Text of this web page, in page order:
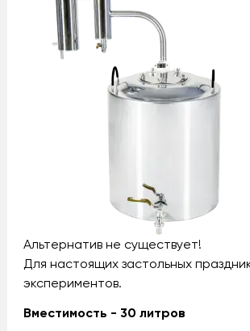
Альтернатив не существует!
Для настоящих застольных
экспериментов.
Вместимость - 30 литров